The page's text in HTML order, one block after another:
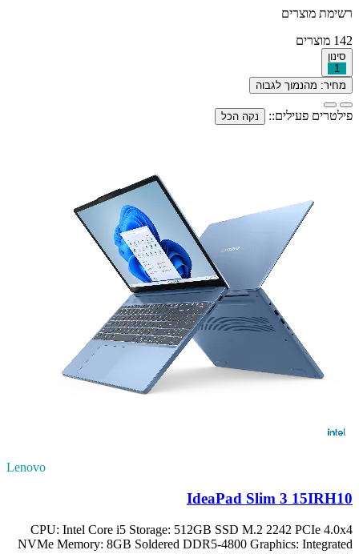
רשימת מוצרים
142 מוצרים
סינון
1
מחיר: מהנמוך לגבוה
פילטרים פעילים:: נקה הכל
Lenovo
IdeaPad Slim 3 15IRH10
CPU: Intel Core i5 Storage: 512GB SSD M.2 2242 PCIe 4.0x4
NVMe Memory: 8GB Soldered DDR5-4800 Graphics: Integrated